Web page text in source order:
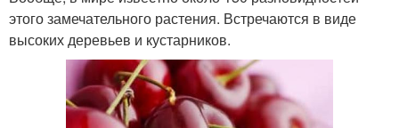
этого замечательного растения. Встречаются в виде
высоких деревьев и кустарников.